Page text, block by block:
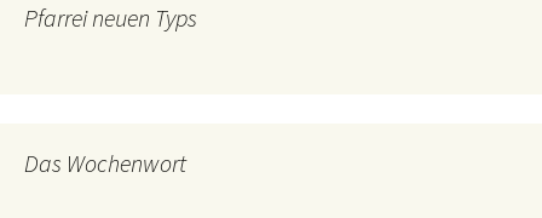
Pfarrei neuen Typs
Das Wochenwort